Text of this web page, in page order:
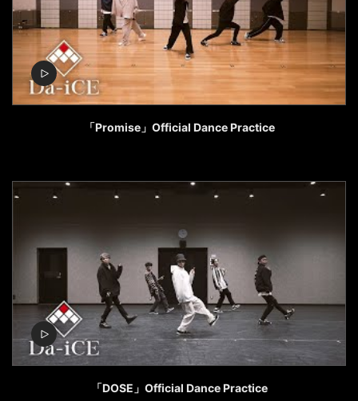
「Promise」Official Dance Practice
「DOSE」Official Dance Practice